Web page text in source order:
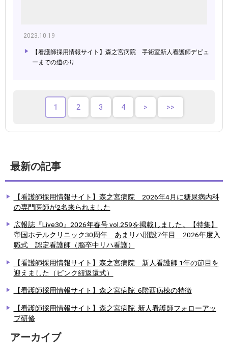
2023.10.19
【看護師採用情報サイト】森之宮病院 手術室新人看護師デビュ
ーまでの道のり
1 2 3 4
最新の記事
【看護師採用情報サイト】森之宮病院 2026年4月に糖尿病内科
の専門医師が2名来られました
広報誌『Live30』2026年春号 vol.259を掲載しました。【特集】
帝国ホテルクリニック30周年 あまリハ開設7年目 2026年度入
職式 認定看護師（脳卒中リハ看護）
【看護師採用情報サイト】森之宮病院 新人看護師 1年の節目を
迎えました（ピンク紐返還式）
【看護師採用情報サイト】森之宮病院_6階西病棟の特徴
【看護師採用情報サイト】森之宮病院_新人看護師フォローアッ
プ研修
アーカイブ